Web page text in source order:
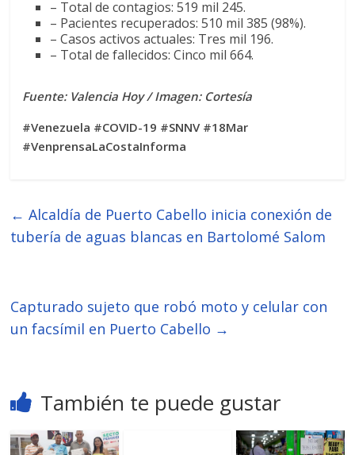
– Total de contagios: 519 mil 245.
– Pacientes recuperados: 510 mil 385 (98%).
– Casos activos actuales: Tres mil 196.
– Total de fallecidos: Cinco mil 664.
Fuente: Valencia Hoy / Imagen: Cortesía
#Venezuela #COVID-19 #SNNV #18Mar
#VenprensaLaCostaInforma
← Alcaldía de Puerto Cabello inicia conexión de
tubería de aguas blancas en Bartolomé Salom
Capturado sujeto que robó moto y celular con
un facsímil en Puerto Cabello →
También te puede gustar